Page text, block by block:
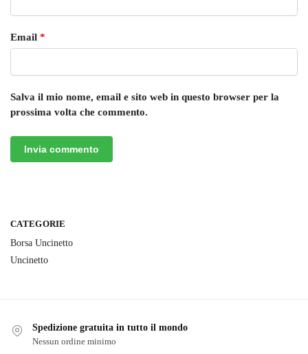
Email *
Salva il mio nome, email e sito web in questo browser per la
prossima volta che commento.
CATEGORIE
Borsa Uncinetto
Uncinetto
Spedizione gratuita in tutto il mondo
Nessun ordine minimo